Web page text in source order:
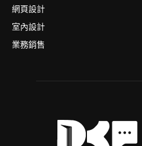
網頁設計
室內設計
業務銷售